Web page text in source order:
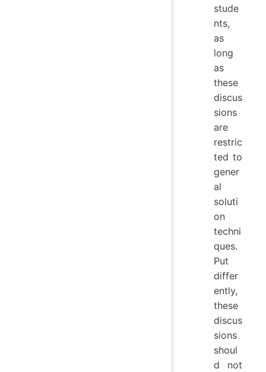
stude
nts,
as
long
as
these
discus
sions
are
restric
ted to
gener
al
soluti
on
techni
ques.
Put
differ
ently,
these
discus
sions
shoul
d not